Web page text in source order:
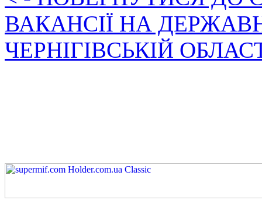
ВАКАНСІЇ НА
ЧЕРНІГІВСЬКІЙ